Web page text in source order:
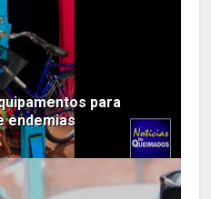
para
endemias